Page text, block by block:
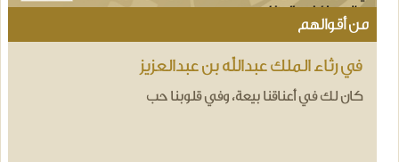
من أقوالهم
في رثاء الملك عبدالله بن عبدالعزيز
كان لك في أعناقنا بيعة، وفي قلوبنا حب